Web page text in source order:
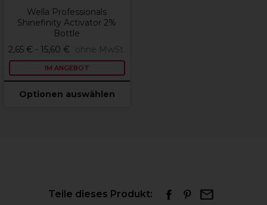
Wella Professionals
Shinefinity Activator 2%
Bottle
2,65 € - 15,60 €
ohne MwSt.
IM ANGEBOT
Optionen auswählen
Teile dieses Produkt: